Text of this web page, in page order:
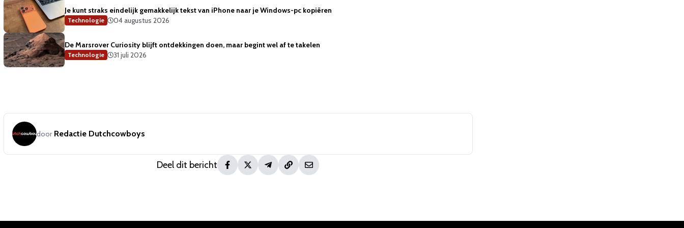
Je kunt straks eindelijk gemakkelijk tekst van iPhone naar je Windows-pc kopiëren
Technologie 04 augustus 2026
De Marsrover Curiosity blijft ontdekkingen doen, maar begint wel af te takelen
Technologie 31 juli 2026
door Redactie Dutchcowboys
Deel dit bericht